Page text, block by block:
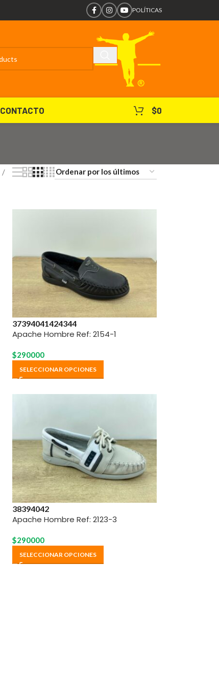
POLÍTICAS
CONTACTO $0
37394041424344
Apache Hombre Ref: 2154-1
$290000
SELECCIONAR OPCIONES
38394042
Apache Hombre Ref: 2123-3
$290000
SELECCIONAR OPCIONES